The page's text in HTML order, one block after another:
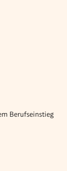
Berufseinstieg